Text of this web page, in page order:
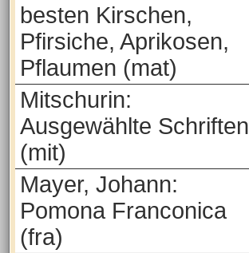
besten Kirschen,
Pfirsiche, Aprikosen,
Pflaumen (mat)
Mitschurin:
Ausgewählte Schriften
(mit)
Mayer, Johann:
Pomona Franconica
(fra)